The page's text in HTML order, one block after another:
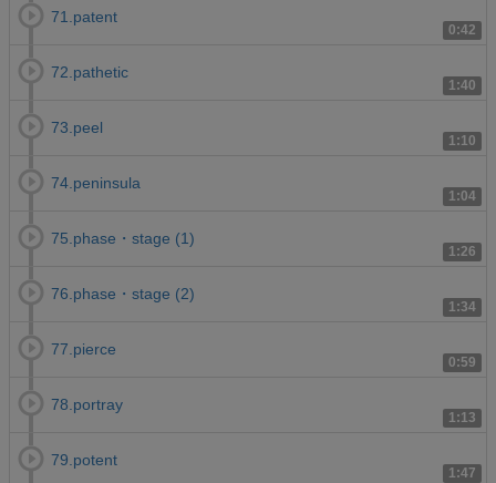
0:42
71.patent
1:40
72.pathetic
1:10
73.peel
1:04
74.peninsula
1:26
75.phase・stage (1)
1:34
76.phase・stage (2)
0:59
77.pierce
1:13
78.portray
1:47
79.potent